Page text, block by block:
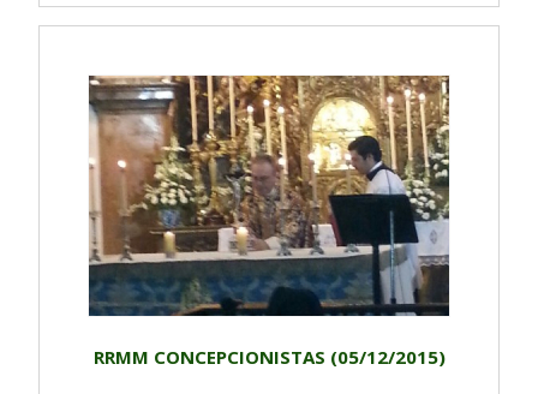
RRMM CONCEPCIONISTAS (05/12/2015)